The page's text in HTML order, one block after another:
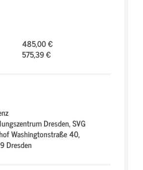
485,00 €
575,39 €
Dresden,SVG
Washingtonstraße 40,
Dresden